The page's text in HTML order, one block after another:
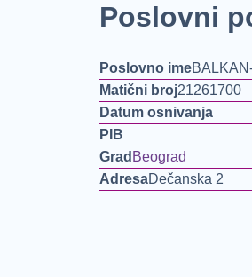
Poslovni
Poslovno ime
Matični broj21261700
Datum osnivanja
PIB
Grad Beograd
AdresaDečanska 2